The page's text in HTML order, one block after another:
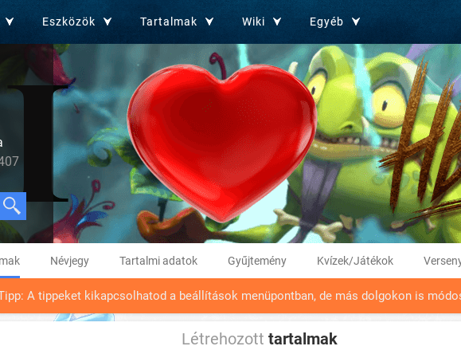
Eszközök Tartalmak Wiki Egyéb
Névjegy Tartalmi adatok Gyűjtemény Kvízek/Játékok
A tippeket kikapcsolhatod a beállítások menüpontban, de más dolgokon is
Létrehozott tartalmak